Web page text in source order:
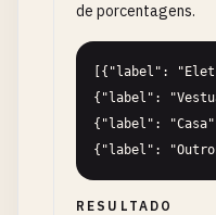
de porcentagens.
[{"label":
{"label":
{"label":
{"label":
RESULTADO